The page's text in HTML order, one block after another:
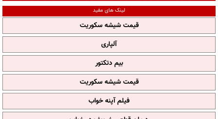
لینک های مفید
قیمت شیشه سکوریت
آلپاری
بیم دتکتور
قیمت شیشه سکوریت
فیلم آپنه خواب